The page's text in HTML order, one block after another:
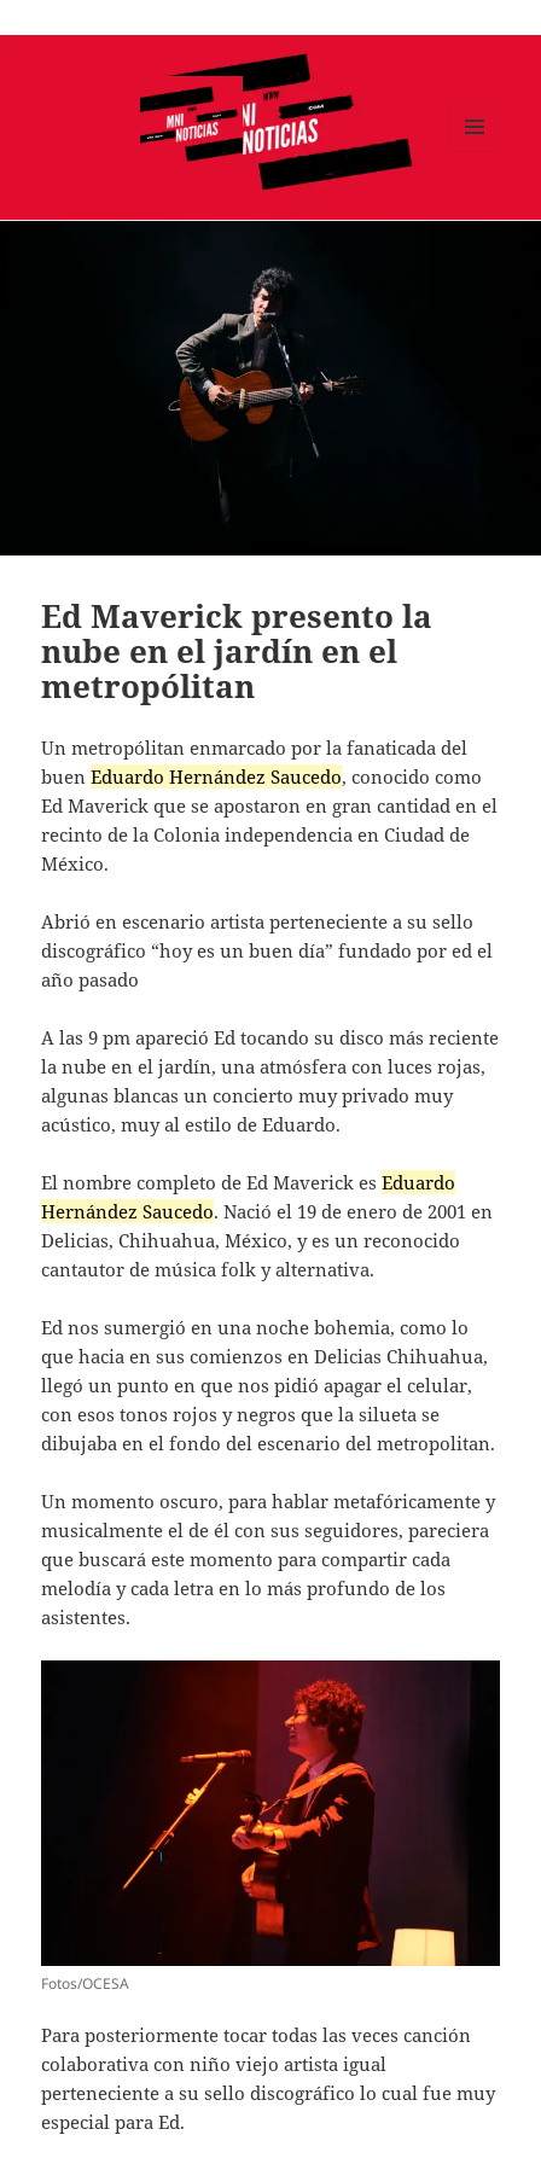
Ir
Ed Maverick presento la
nube en el jardín en el
metropólitan
Un metropólitan enmarcado por la fanaticada del
buenEduardo Hernández Saucedo, conocido como
Ed Maverick que se apostaron en gran cantidad en el
recinto de la Colonia independencia en Ciudad de
México.
Abrió en escenario artista perteneciente a su sello
discográfico “hoy es un buen día” fundado por ed el
año pasado
A las 9 pm apareció Ed tocando su disco más reciente
la nube en el jardín, una atmósfera con luces rojas,
algunas blancas un concierto muy privado muy
acústico, muy al estilo de Eduardo.
El nombre completo de Ed Maverick esEduardo
Hernández Saucedo. Nació el 19 de enero de 2001 en
Delicias, Chihuahua, México, y es un reconocido
cantautor de música folk y alternativa.
Ed nos sumergió en una noche bohemia, como lo
que hacia en sus comienzos en Delicias Chihuahua,
llegó un punto en que nos pidió apagar el celular,
con esos tonos rojos y negros que la silueta se
dibujaba en el fondo del escenario del metropolitan.
Un momento oscuro, para hablar metafóricamente y
musicalmente el de él con sus seguidores, pareciera
que buscará este momento para compartir cada
melodía y cada letra en lo más profundo de los
asistentes.
Fotos/OCESA
Para posteriormente tocar todas las veces canción
colaborativa con niño viejo artista igual
perteneciente a su sello discográfico lo cual fue muy
especial para Ed.